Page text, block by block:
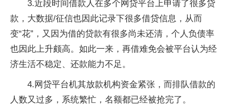
3.近段时间借款人在多个网贷平台上申请了很多贷
款，大数据/征信也因此记录下很多借贷信息，从而
变“花”，又因为借的贷款有很多尚未还清，个人负债率
也因此上升颇高。如此一来，再借难免会被平台认为经
济生活不稳定、还款能力不足。
4.网贷平台机其放款机构资金紧张，而排队借款的
人数又过多，系统繁忙，名额都已经被抢完了。